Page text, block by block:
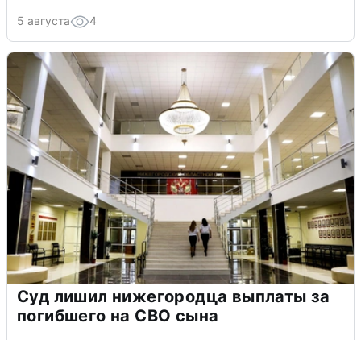
5 августа 4
Суд лишил нижегородца выплаты за
погибшего на СВО сына